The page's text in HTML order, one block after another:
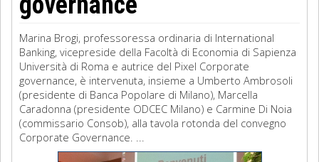
Marina Brogi, professoressa ordinaria di International
Banking, vicepreside della Facoltà di Economia di Sapienza
Università di Roma e autrice del Pixel Corporate
governance, è intervenuta, insieme a Umberto Ambrosoli
(presidente di Banca Popolare di Milano), Marcella
Caradonna (presidente ODCEC Milano) e Carmine Di Noia
(commissario Consob), alla tavola rotonda del convegno
Corporate Governance. ...